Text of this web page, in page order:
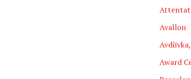
Attentat
Avallon
Award